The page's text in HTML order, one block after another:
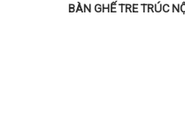
BÀN GHẾ TRE TRÚC